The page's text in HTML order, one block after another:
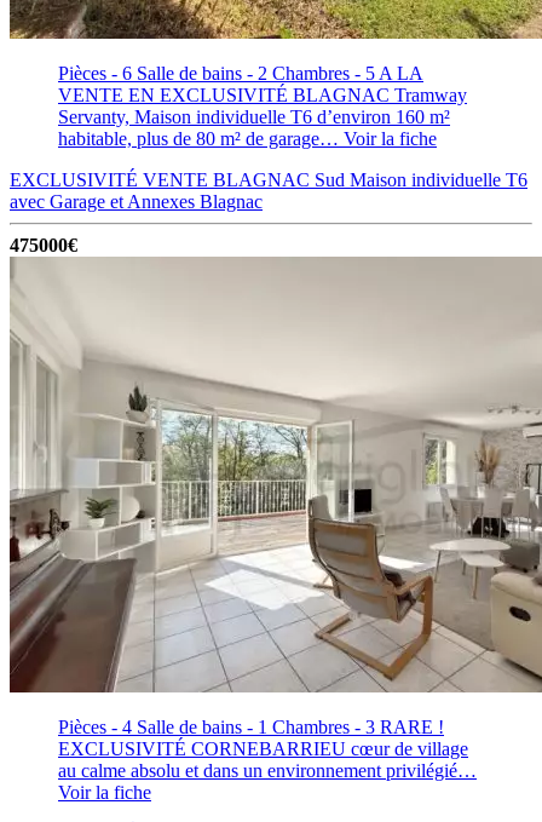
Pièces - 6 Salle de bains - 2 Chambres - 5 A LA
VENTE EN EXCLUSIVITÉ BLAGNAC Tramway
Servanty, Maison individuelle T6 d’environ 160 m²
habitable, plus de 80 m² de garage… Voir la fiche
EXCLUSIVITÉ VENTE BLAGNAC Sud Maison individuelle T6
avec Garage et Annexes Blagnac
475000€
Pièces - 4 Salle de bains - 1 Chambres - 3 RARE !
EXCLUSIVITÉ CORNEBARRIEU cœur de village
au calme absolu et dans un environnement privilégié…
Voir la fiche